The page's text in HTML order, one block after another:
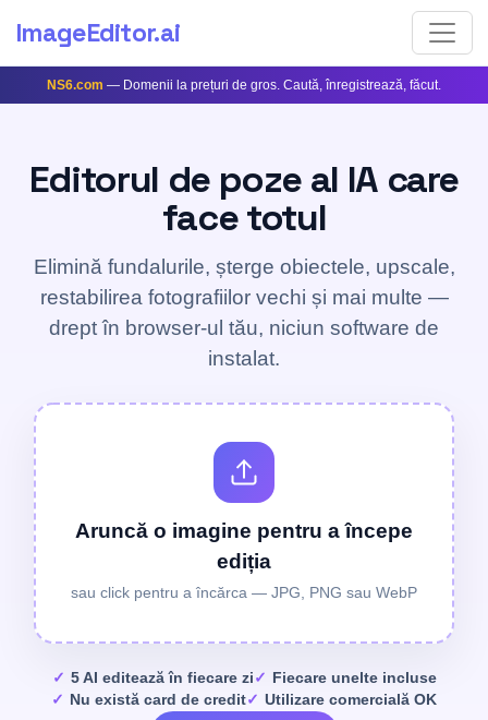
ImageEditor.ai
NS6.com — Domenii la prețuri de gros. Caută, înregistrează, făcut.
Editorul de poze al IA care
face totul
Elimină fundalurile, șterge obiectele, upscale,
restabilirea fotografiilor vechi și mai multe —
drept în browser-ul tău, niciun software de
instalat.
Aruncă o imagine pentru a începe
ediția
sau click pentru a încărca — JPG, PNG sau WebP
5 AI editează în fiecare zi
Fiecare unelte incluse
Nu există card de credit
Utilizare comercială OK